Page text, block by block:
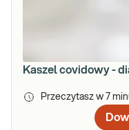
Kaszel covidowy -
Przeczytasz w 7